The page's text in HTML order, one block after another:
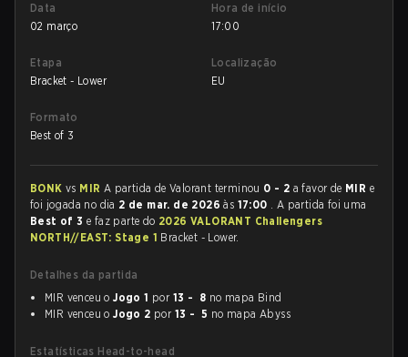
Data
02 março
Hora de início
17:00
Etapa
Bracket - Lower
Localização
EU
Formato
Best of 3
BONK vs MIR A partida de Valorant terminou 0 - 2 a favor de MIR e
foi jogada no dia 2 de mar. de 2026às 17:00 . A partida foi uma
Best of 3 e faz parte do 2026 VALORANT Challengers
NORTH//EAST: Stage 1 Bracket - Lower.
Detalhes da partida
MIR venceu oJogo 1 por 13 - 8 no mapa Bind
MIR venceu oJogo 2 por 13 - 5 no mapa Abyss
Estatísticas Head-to-head